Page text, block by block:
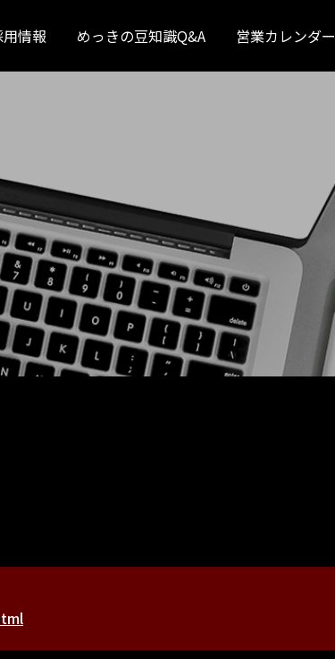
情報 めっきの豆知識Q&A 営業カレンダー